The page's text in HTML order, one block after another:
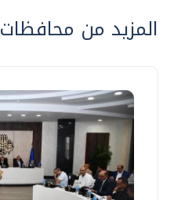
المزيد من محافظات